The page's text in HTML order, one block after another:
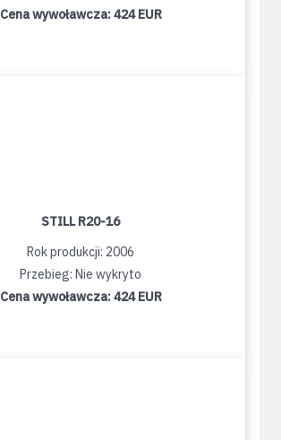
Cena wywoławcza:424 EUR
STILL R20-16
Rok produkcji: 2006
Przebieg: Nie wykryto
Cena wywoławcza:424 EUR